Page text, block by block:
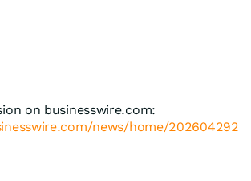
on businesswire.com:
news/home/202604292